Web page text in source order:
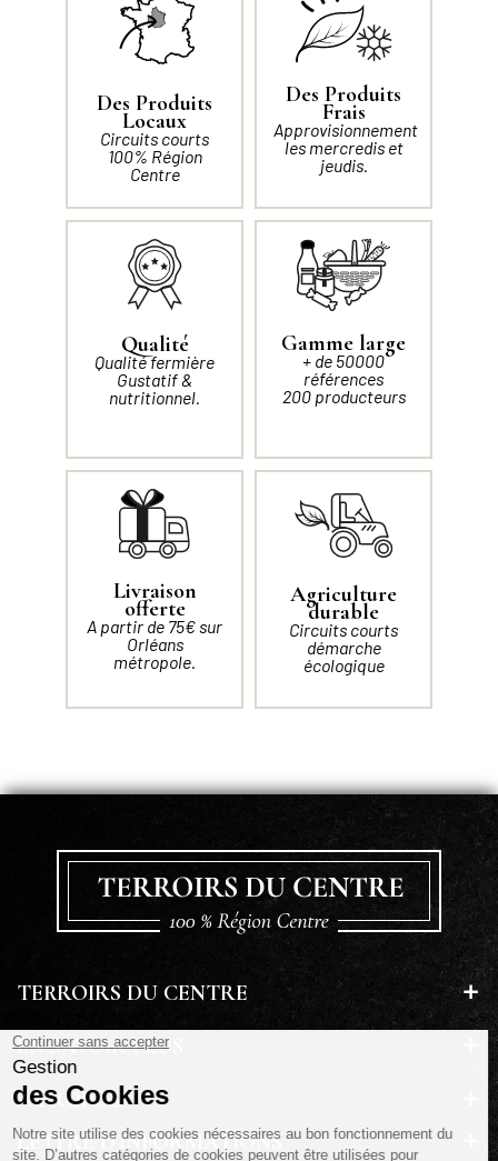
Des Produits
Locaux
Circuits courts
100% Région
Centre
Des Produits
Frais
Approvisionnement
les mercredis et
jeudis.
Qualité
Qualité fermière
Gustatif &
nutritionnel.
Gamme large
+ de 50000
références
200 producteurs
Livraison
offerte
A partir de 75€ sur
Orléans
métropole.
Agriculture
durable
Circuits courts
démarche
écologique
TERROIRS DU CENTRE
EN SAVOIR PLUS
A PROPOS
LETTRE D'INFORMATIONS